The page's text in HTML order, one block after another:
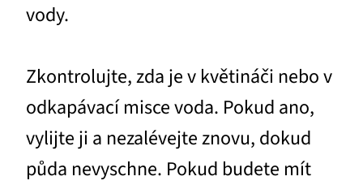
vody.
Zkontrolujte, zda je v květináči nebo v
odkapávací misce voda. Pokud ano,
vylijte ji a nezalévejte znovu, dokud
půda nevyschne. Pokud budete mít